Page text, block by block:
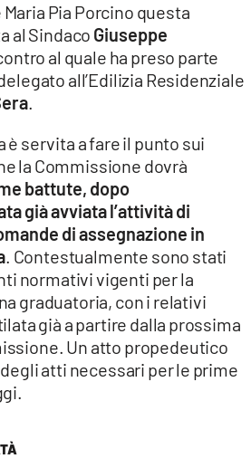
Pia Porcino questa
al Sindaco Giuseppe
al quale ha preso parte
all’Edilizia Residenziale
.
è servita a fare il punto sui
la Commissione dovrà
battute, dopo
già avviata l’attività di
di assegnazione in
. Contestualmente sono stati
normativi vigenti per la
graduatoria, con i relativi
già a partire dalla prossima
Un atto propedeutico
atti necessari per le prime